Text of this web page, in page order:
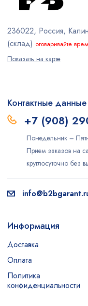
236022, Россия,
(склад) оговаривайте
Показать на карте
Контактные данные
+7 (908)
Понедельник –
Прием заказов на
круглосуточно без
Информация
Доставка
Оплата
Политика
конфиденциальности